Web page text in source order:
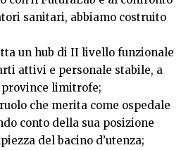
sanitari, abbiamo costruito
un hub di II livello funzionale
attivi e personale stabile, a
limitrofe;
che merita come ospedale
conto della sua posizione
del bacino d’utenza;